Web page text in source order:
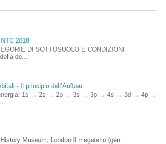
2018
DI SOTTOSUOLO E CONDIZIONI
de...
- Il principio dell’Aufbau
energia: 1s → 2s → 2p → 3s → 3p → 4s → 3d → 4p →
Museum, London Il megaterio (gen.